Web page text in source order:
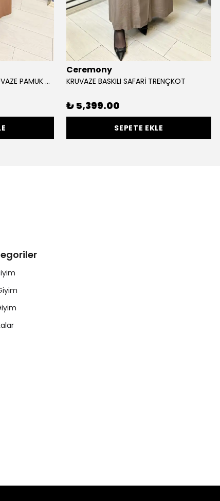
ALLERİ DÜĞME DETAYLI KRUVAZE PAMUK TRENÇKOT
Ceremony
KRUVAZE BASKILI SAFARİ TRENÇKOT
₺ 5,399.00
SEPETE EKLE